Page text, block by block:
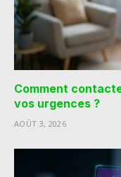
Comment
vos urgences ?
AOÛT 3, 2026